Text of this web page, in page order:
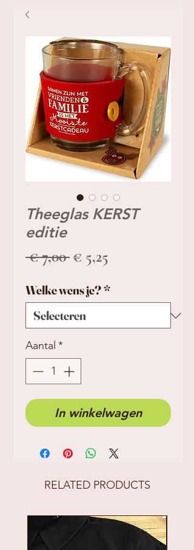
Theeglas KERST
editie
€ 7,00 Normale
€ 5,25
Welke wens je?*
Aantal *
In winkelwagen
RELATED PRODUCTS